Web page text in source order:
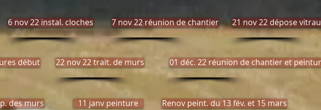
6 nov 22 instal. cloches 7 nov 22 réunion de chantier 21 nov 22 dépose
début 22 nov 22 trait. de murs 01 déc. 22 réunion de chantier et
des murs 11 janv peinture Renov peint. du 13 fév. et 15 mars